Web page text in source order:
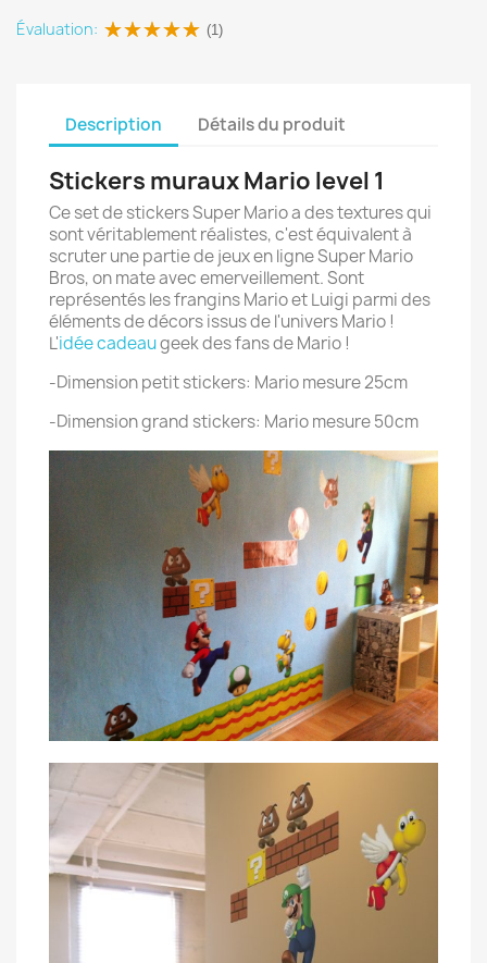
Évaluation: (1)
Description Détails du produit
Stickers muraux Mario level 1
Ce set de stickers Super Mario a des textures qui
sont véritablement réalistes, c'est équivalent à
scruter une partie de jeux en ligne Super Mario
Bros, on mate avec emerveillement. Sont
représentés les frangins Mario et Luigi parmi des
éléments de décors issus de l'univers Mario !
L'idée cadeaugeek des fans de Mario !
-Dimension petit stickers: Mario mesure 25cm
-Dimension grand stickers: Mario mesure 50cm